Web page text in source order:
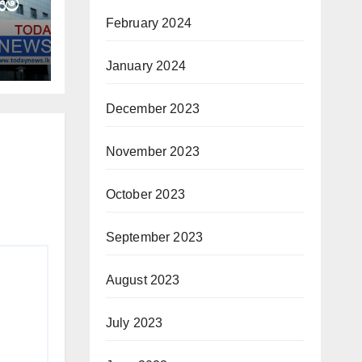
February 2024
January 2024
December 2023
November 2023
October 2023
September 2023
August 2023
July 2023